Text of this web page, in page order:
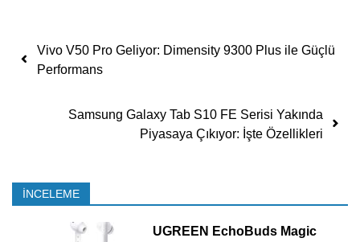
Yazı dolaşımı
Vivo V50 Pro Geliyor: Dimensity 9300 Plus ile Güçlü
Performans
Samsung Galaxy Tab S10 FE Serisi Yakında
Piyasaya Çıkıyor: İşte Özellikleri
İNCELEME
UGREEN EchoBuds Magic